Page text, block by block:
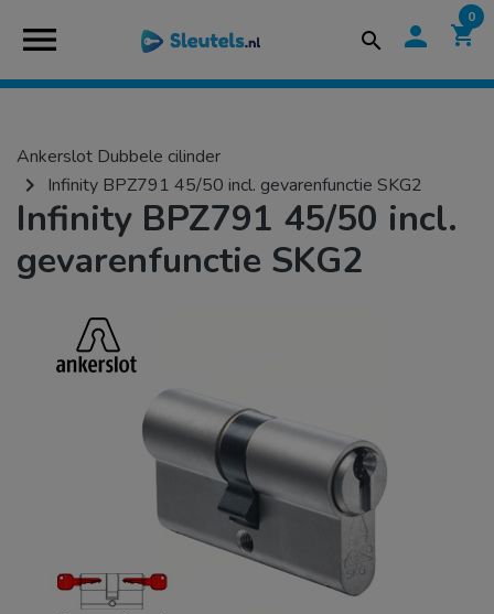
menu search person shopping_cart
0
Ankerslot Dubbele cilinder
navigate_next Infinity BPZ791 45/50 incl. gevarenfunctie SKG2
Infinity BPZ791 45/50 incl.
gevarenfunctie SKG2